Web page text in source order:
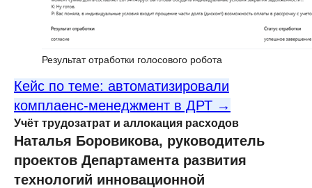
Результат отработки голосового робота
Кейс по теме: автоматизировали
комплаенс-менеджмент в ДРТ →
Учёт трудозатрат и аллокация расходов
Наталья Боровикова, руководитель
проектов Департамента развития
технологий инновационной